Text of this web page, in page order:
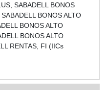
SABADELL BONOS
BONOS ALTO
BONOS ALTO
BONOS ALTO
RENTAS, FI (IICs